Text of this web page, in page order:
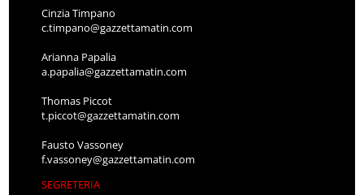
Cinzia Timpano
c.timpano@gazzettamatin.com
Arianna Papalia
a.papalia@gazzettamatin.com
Thomas Piccot
t.piccot@gazzettamatin.com
Fausto Vassoney
f.vassoney@gazzettamatin.com
SEGRETERIA